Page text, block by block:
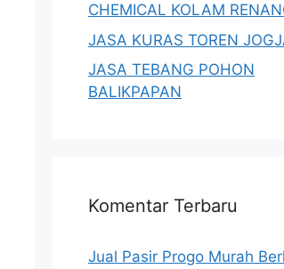
CHEMICAL KOLAM
JASA KURAS TOREN
JASA TEBANG POHON
BALIKPAPAN
Komentar Terbaru
Jual Pasir Progo Murah